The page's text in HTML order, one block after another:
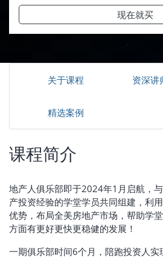
现在就买
关于课程 资深讲
精选案例
课程简介
地产人俱乐部即于2024年1月启航，
产投资经验的学堂学员共同组建，利
优势，布局全美房地产市场，帮助学
方面有更好更快更稳健的发展！
一期俱乐部时间6个月，陪跑投资人